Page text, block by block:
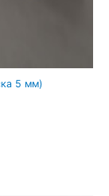
5 мм)